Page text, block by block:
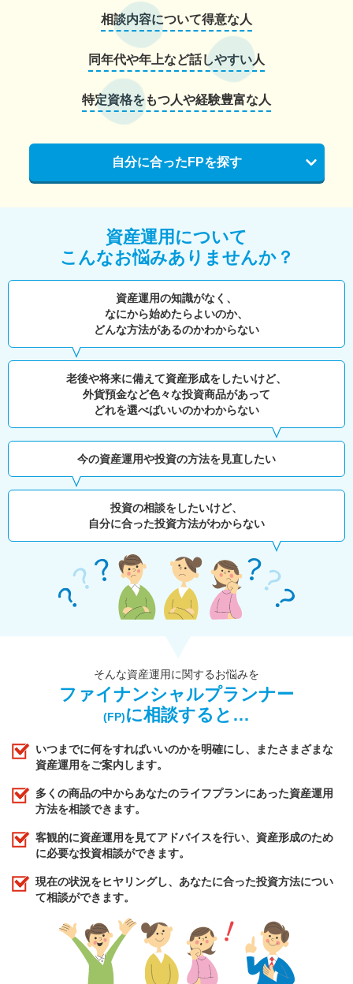
相談内容について得意な人
同年代や年上など話しやすい人
特定資格をもつ人や経験豊富な人
自分に合ったFPを探す
資産運用について
こんなお悩みありませんか？
資産運用の知識がなく、
なにから始めたらよいのか、
どんな方法があるのかわからない
老後や将来に備えて資産形成をしたいけど、
外貨預金など色々な投資商品があって
どれを選べばいいのかわからない
今の資産運用や投資の方法を見直したい
投資の相談をしたいけど、
自分に合った投資方法がわからない
そんな資産運用に関するお悩みを
ファイナンシャルプランナー
(FP)に相談すると…
いつまでに何をすればいいのかを明確にし、またさまざまな
資産運用をご案内します。
多くの商品の中からあなたのライフプランにあった資産運用
方法を相談できます。
客観的に資産運用を見てアドバイスを行い、資産形成のため
に必要な投資相談ができます。
現在の状況をヒヤリングし、あなたに合った投資方法につい
て相談ができます。